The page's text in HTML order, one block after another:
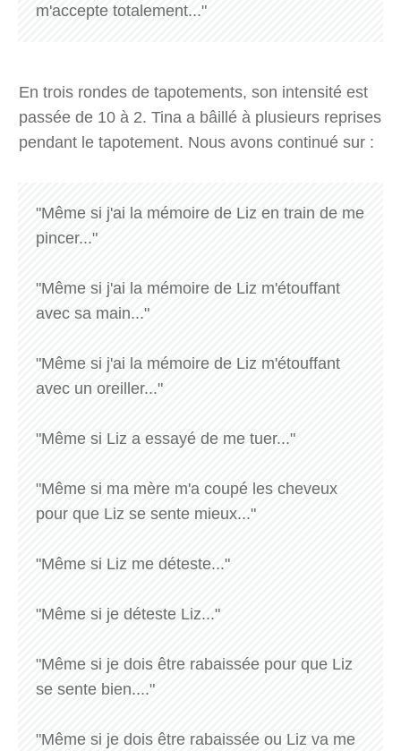
m'accepte totalement..."
En trois rondes de tapotements, son intensité est
passée de 10 à 2. Tina a bâillé à plusieurs reprises
pendant le tapotement. Nous avons continué sur :
"Même si j'ai la mémoire de Liz en train de me
pincer..."
"Même si j'ai la mémoire de Liz m'étouffant
avec sa main..."
"Même si j'ai la mémoire de Liz m'étouffant
avec un oreiller..."
"Même si Liz a essayé de me tuer..."
"Même si ma mère m'a coupé les cheveux
pour que Liz se sente mieux..."
"Même si Liz me déteste..."
"Même si je déteste Liz..."
"Même si je dois être rabaissée pour que Liz
se sente bien...."
"Même si je dois être rabaissée ou Liz va me